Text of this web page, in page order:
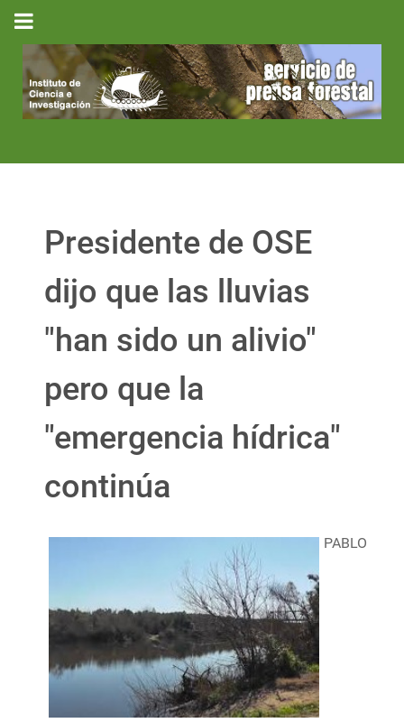
Presidente de OSE
dijo que las lluvias
"han sido un alivio"
pero que la
"emergencia hídrica"
continúa
PABLO